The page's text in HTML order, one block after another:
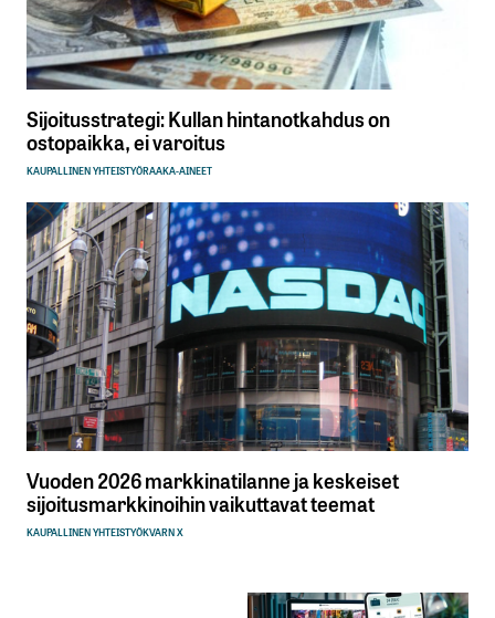
Sijoitusstrategi: Kullan hintanotkahdus on
ostopaikka, ei varoitus
KAUPALLINEN YHTEISTYÖRAAKA-AINEET
Vuoden 2026 markkinatilanne ja keskeiset
sijoitusmarkkinoihin vaikuttavat teemat
KAUPALLINEN YHTEISTYÖKVARN X